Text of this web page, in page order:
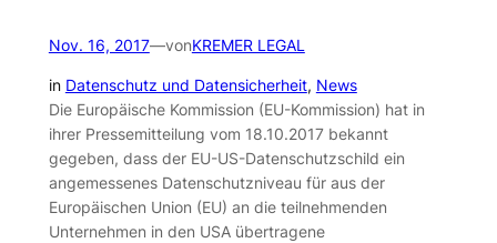
Nov. 16, 2017—vonKREMER LEGAL
in Datenschutz und Datensicherheit, News
Die Europäische Kommission (EU-Kommission) hat in
ihrer Pressemitteilung vom 18.10.2017 bekannt
gegeben, dass der EU-US-Datenschutzschild ein
angemessenes Datenschutzniveau für aus der
Europäischen Union (EU) an die teilnehmenden
Unternehmen in den USA übertragene